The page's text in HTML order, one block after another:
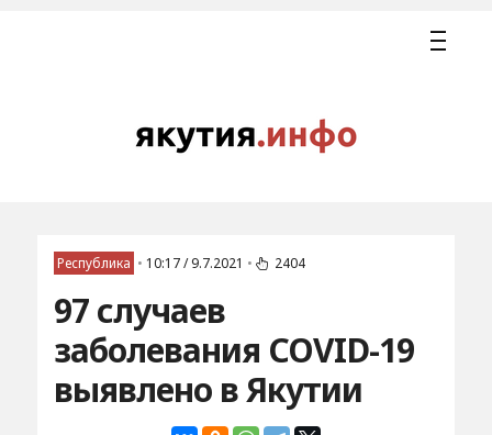
Республика • 10:17 / 9.7.2021 • 2404
97 случаев
заболевания COVID-19
выявлено в Якутии